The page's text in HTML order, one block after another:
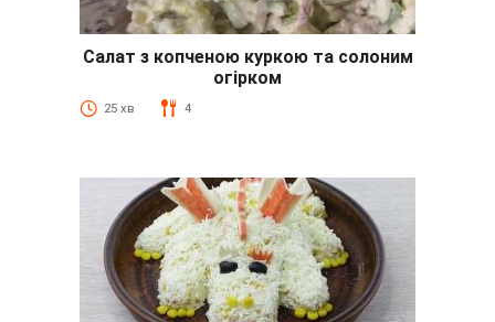
Салат з копченою куркою та солоним
огірком
25 хв 4